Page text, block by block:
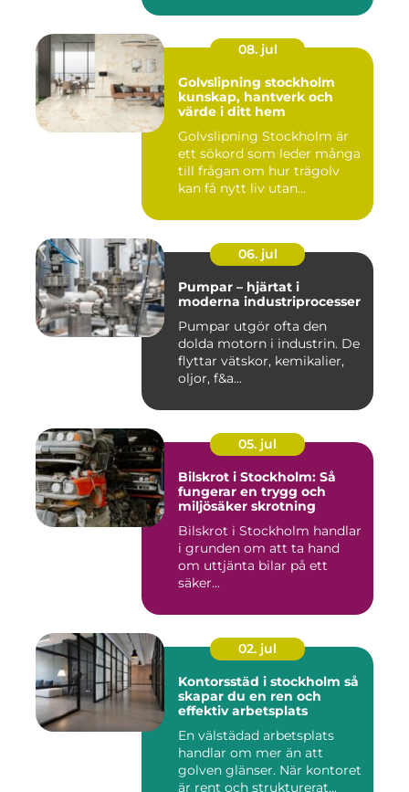
08. jul
Golvslipning stockholm
kunskap, hantverk och
värde i ditt hem
Golvslipning Stockholm är
ett sökord som leder många
till frågan om hur trägolv
kan få nytt liv utan...
06. jul
Pumpar – hjärtat i
moderna industriprocesser
Pumpar utgör ofta den
dolda motorn i industrin. De
flyttar vätskor, kemikalier,
oljor, f&a...
05. jul
Bilskrot i Stockholm: Så
fungerar en trygg och
miljösäker skrotning
Bilskrot i Stockholm handlar
i grunden om att ta hand
om uttjänta bilar på ett
säker...
02. jul
Kontorsstäd i stockholm så
skapar du en ren och
effektiv arbetsplats
En välstädad arbetsplats
handlar om mer än att
golven glänser. När kontoret
är rent och strukturerat...